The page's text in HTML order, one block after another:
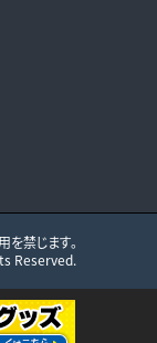
禁じます。
Reserved.